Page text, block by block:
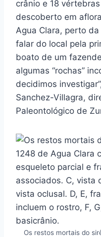
crânio e 18
descoberto em
Agua Clara, perto
falar do local pela
boato de um
algumas “rochas”
decidimos
Sanchez-Villagra,
Paleontológico de
Os restos mortais do